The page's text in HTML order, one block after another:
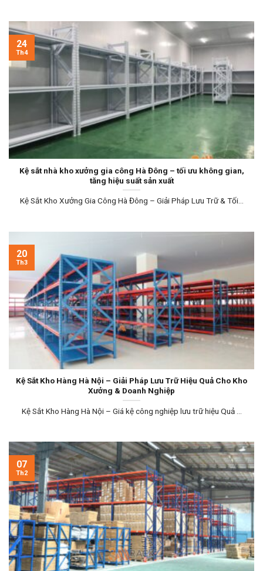
Kệ sắt nhà kho xưởng gia công Hà Đông – tối ưu không gian,
tăng hiệu suất sản xuất
Kệ Sắt Kho Xưởng Gia Công Hà Đông – Giải Pháp Lưu Trữ & Tối...
24
Th4
Kệ Sắt Kho Hàng Hà Nội – Giải Pháp Lưu Trữ Hiệu Quả Cho Kho
Xưởng & Doanh Nghiệp
Kệ Sắt Kho Hàng Hà Nội – Giá kệ công nghiệp lưu trữ hiệu Quả ...
20
Th3
07
Th2